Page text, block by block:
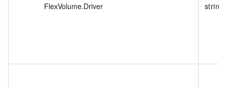
FlexVolume.Driver string